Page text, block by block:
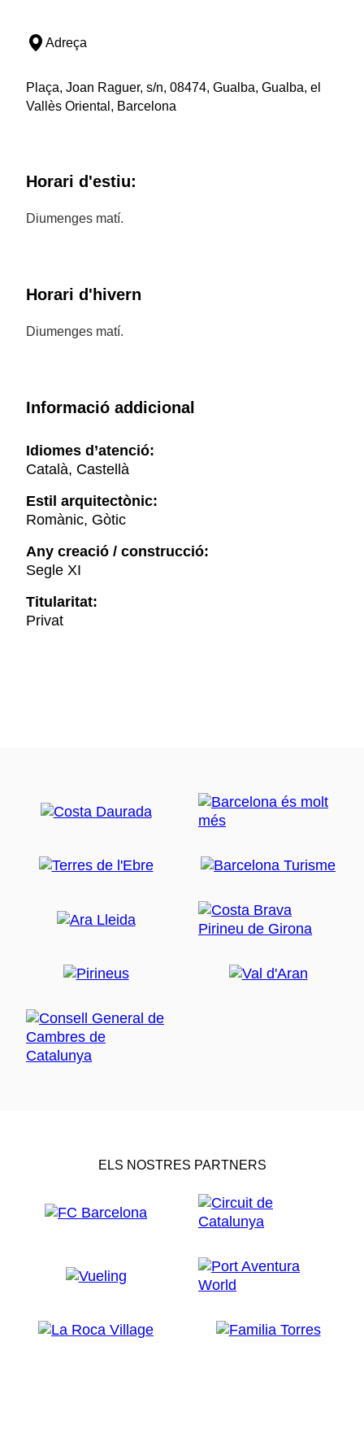
Adreça
Plaça, Joan Raguer, s/n, 08474, Gualba, Gualba, el
Vallès Oriental, Barcelona
Horari d'estiu:
Diumenges matí.
Horari d'hivern
Diumenges matí.
Informació addicional
Idiomes d’atenció:
Català, Castellà
Estil arquitectònic:
Romànic, Gòtic
Any creació / construcció:
Segle XI
Titularitat:
Privat
ELS NOSTRES PARTNERS